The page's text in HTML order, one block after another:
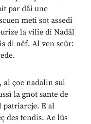
par dâi une
meti sot assedi
la vilie di Nadâl
di nêf. Al ven scûr:
al çoc nadalin sul
la gnot sante de
patriarcje. E al
des tendis. Ae lûs